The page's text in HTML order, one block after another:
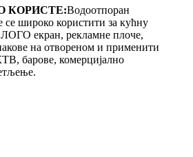
КОРИСТЕ:Водоотпоран
широко користити за кућну
ЛОГО екран, рекламне плоче,
на отвореном и применити
барове, комерцијално